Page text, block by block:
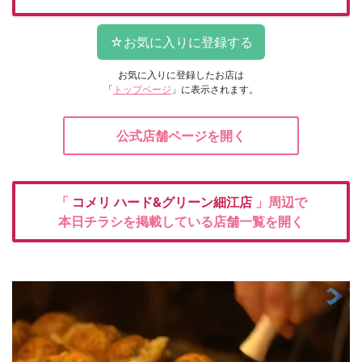
お気に入りに登録したお店は
「 トップページ 」に表示されます。
公式店舗ページを開く
「 コメリハード&グリーン細江店 」周辺で
本日チラシを掲載している店舗一覧を開く